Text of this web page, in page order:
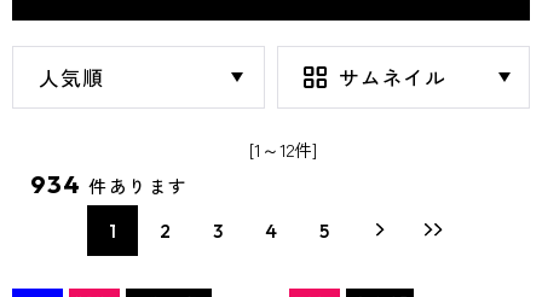
[1～12件]
934 件あります
1 2 3 4 5